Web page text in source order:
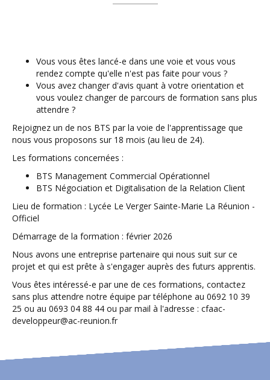
Vous vous êtes lancé-e dans une voie et vous vous
rendez compte qu'elle n'est pas faite pour vous ?
Vous avez changer d'avis quant à votre orientation et
vous voulez changer de parcours de formation sans plus
attendre ?
Rejoignez un de nos BTS par la voie de l'apprentissage que
nous vous proposons sur 18 mois (au lieu de 24).
Les formations concernées :
BTS Management Commercial Opérationnel
BTS Négociation et Digitalisation de la Relation Client
Lieu de formation : Lycée Le Verger Sainte-Marie La Réunion -
Officiel
Démarrage de la formation : février 2026
Nous avons une entreprise partenaire qui nous suit sur ce
projet et qui est prête à s'engager auprès des futurs apprentis.
Vous êtes intéressé-e par une de ces formations, contactez
sans plus attendre notre équipe par téléphone au 0692 10 39
25 ou au 0693 04 88 44 ou par mail à l'adresse : cfaac-
developpeur@ac-reunion.fr